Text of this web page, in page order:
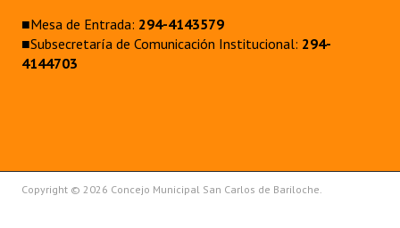
■Mesa de Entrada: 294-4143579
■Subsecretaría de Comunicación Institucional: 294-
4144703
Copyright © 2026 Concejo Municipal San Carlos de Bariloche.